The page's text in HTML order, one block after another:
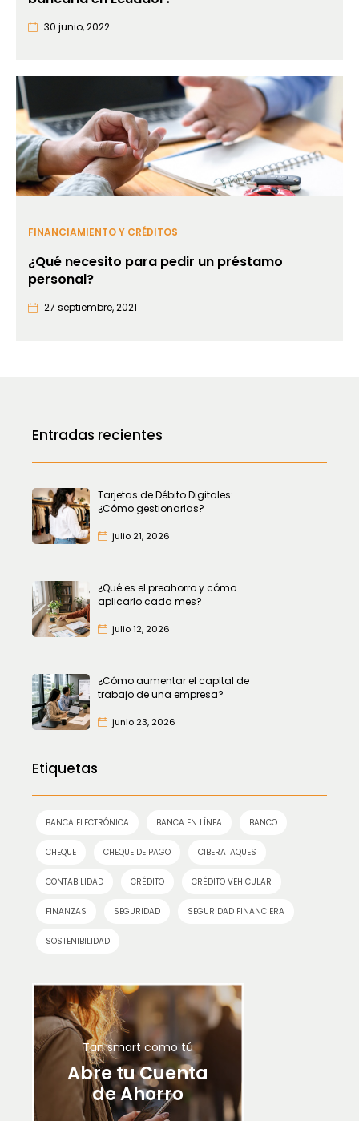
Entradas recientes
Tarjetas de Débito Digitales:
¿Cómo gestionarlas?
julio 21, 2026
¿Qué es el preahorro y cómo
aplicarlo cada mes?
julio 12, 2026
¿Cómo aumentar el capital de
trabajo de una empresa?
junio 23, 2026
Etiquetas
BANCA ELECTRÓNICA BANCA EN LÍNEA BANCO
CHEQUE CHEQUE DE PAGO CIBERATAQUES
CONTABILIDAD CRÉDITO CRÉDITO VEHICULAR
FINANZAS SEGURIDAD SEGURIDAD FINANCIERA
SOSTENIBILIDAD
Tan smart como tú
Abre tu Cuenta
de Ahorro
30 junio, 2022
FINANCIAMIENTO Y CRÉDITOS
¿Qué necesito para pedir un préstamo
personal?
27 septiembre, 2021